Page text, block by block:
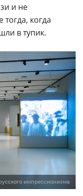
и не
когда
в тупик.
импрессионизма